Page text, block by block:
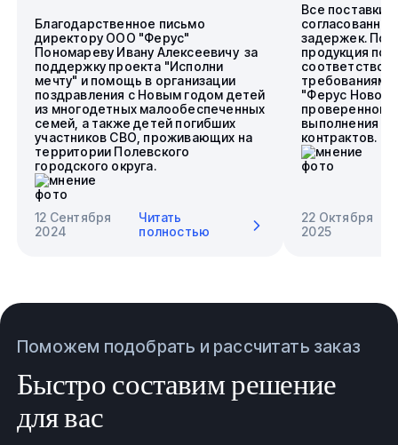
Благодарственное письмо
директору ООО "Ферус"
Пономареву Ивану Алексеевичу за
поддержку проекта "Исполни
мечту" и помощь в организации
поздравления с Новым годом детей
из многодетных малообеспеченных
семей, а также детей погибших
участников СВО, проживающих на
территории Полевского
городского округа.
12 Сентября
2024
Читать
полностью
Все поставки
задержек.
продукция
требованиям.
"Ферус
проверенного
выполнения
контрактов.
22 Октября
2025
Поможем подобрать и рассчитать заказ
Быстро составим решение
для вас